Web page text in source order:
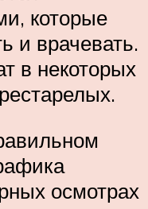
которые
и врачевать.
в некоторых
осмотрах